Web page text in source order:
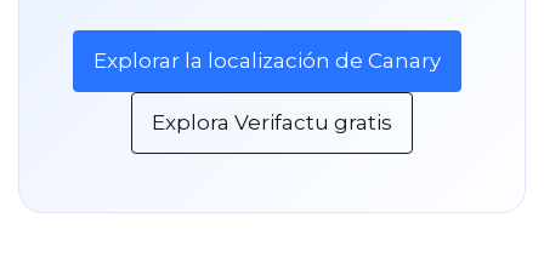
Explorar la localización de Canary
Explora Verifactu gratis